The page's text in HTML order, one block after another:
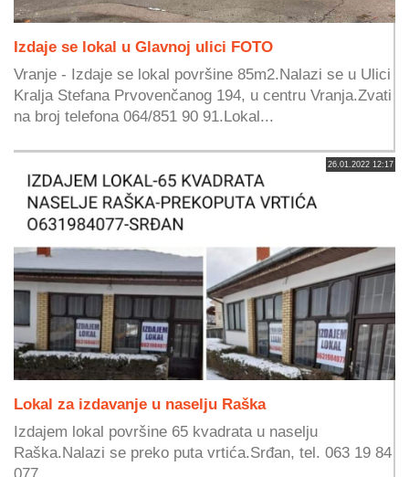
Izdaje se lokal u Glavnoj ulici FOTO
Vranje - Izdaje se lokal površine 85m2.Nalazi se u Ulici
Kralja Stefana Prvovenčanog 194, u centru Vranja.Zvati
na broj telefona 064/851 90 91.Lokal...
26.01.2022 12:17
Lokal za izdavanje u naselju Raška
Izdajem lokal površine 65 kvadrata u naselju
Raška.Nalazi se preko puta vrtića.Srđan, tel. 063 19 84
077